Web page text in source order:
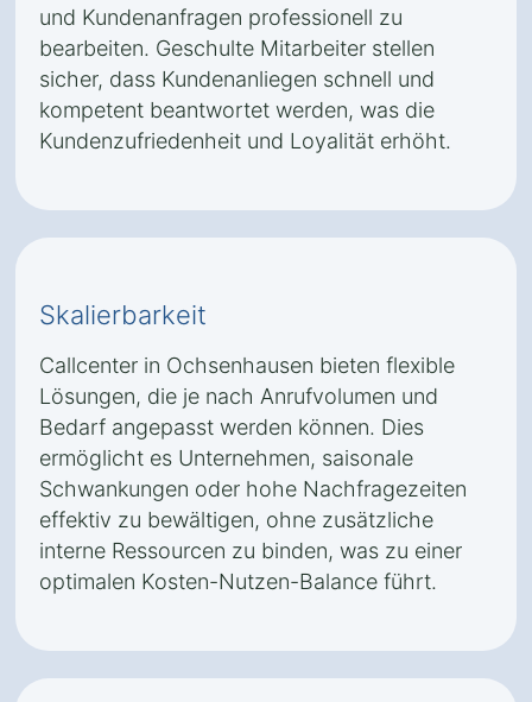
und Kundenanfragen professionell zu
bearbeiten. Geschulte Mitarbeiter stellen
sicher, dass Kundenanliegen schnell und
kompetent beantwortet werden, was die
Kundenzufriedenheit und Loyalität erhöht.
Skalierbarkeit
Callcenter in Ochsenhausen bieten flexible
Lösungen, die je nach Anrufvolumen und
Bedarf angepasst werden können. Dies
ermöglicht es Unternehmen, saisonale
Schwankungen oder hohe Nachfragezeiten
effektiv zu bewältigen, ohne zusätzliche
interne Ressourcen zu binden, was zu einer
optimalen Kosten-Nutzen-Balance führt.